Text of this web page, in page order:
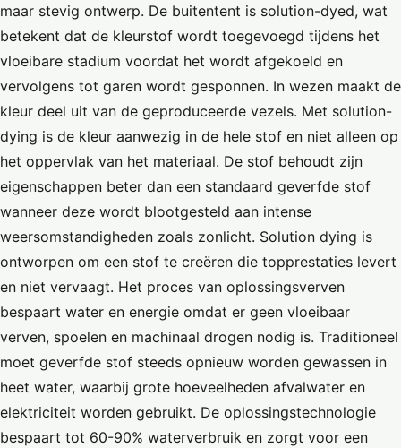
maar stevig ontwerp. De buitentent is solution-dyed, wat
betekent dat de kleurstof wordt toegevoegd tijdens het
vloeibare stadium voordat het wordt afgekoeld en
vervolgens tot garen wordt gesponnen. In wezen maakt de
kleur deel uit van de geproduceerde vezels. Met solution-
dying is de kleur aanwezig in de hele stof en niet alleen op
het oppervlak van het materiaal. De stof behoudt zijn
eigenschappen beter dan een standaard geverfde stof
wanneer deze wordt blootgesteld aan intense
weersomstandigheden zoals zonlicht. Solution dying is
ontworpen om een stof te creëren die topprestaties levert
en niet vervaagt. Het proces van oplossingsverven
bespaart water en energie omdat er geen vloeibaar
verven, spoelen en machinaal drogen nodig is. Traditioneel
moet geverfde stof steeds opnieuw worden gewassen in
heet water, waarbij grote hoeveelheden afvalwater en
elektriciteit worden gebruikt. De oplossingstechnologie
bespaart tot 60-90% waterverbruik en zorgt voor een